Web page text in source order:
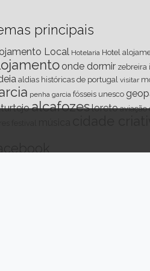
principais
Local Hotelaria Hotel
onde dormir zebreira
aldias históricas de portugal visitar
penha garcia fósseis unesco
alcafozesloreto aviação